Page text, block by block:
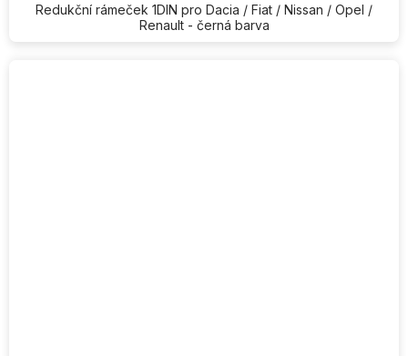
Redukční rámeček 1DIN pro Dacia / Fiat / Nissan / Opel /
Renault - černá barva